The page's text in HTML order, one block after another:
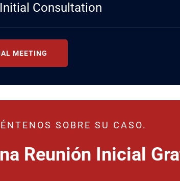
Consultation
MEETING
SOBRE SU CASO.
Reunión Inicial